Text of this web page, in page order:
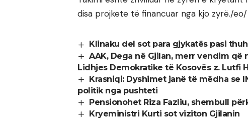
disa projkete të financuar nga kjo zyrë./eo/
Klinaku del sot para gjykatës pasi
AAK, Dega në Gjilan, merr vendim
Lidhjes Demokratike të Kosovës z. Lutfi
Krasniqi: Dyshimet janë të mëdha se
politik nga pushteti
Pensionohet Riza Fazliu, shembull
Kryeministri Kurti sot viziton Gjilanin